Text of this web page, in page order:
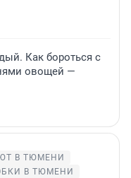
Как бороться с
овощей —
В ТЮМЕНИ
В ТЮМЕНИ